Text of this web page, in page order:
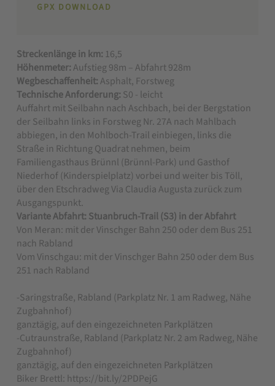
GPX DOWNLOAD
Streckenlänge in km: 16,5
Höhenmeter:Aufstieg 98m – Abfahrt 928m
Wegbeschaffenheit:Asphalt, Forstweg
Technische Anforderung: S0 - leicht
Auffahrt mit Seilbahn nach Aschbach, bei der Bergstation
der Seilbahn links in Forstweg Nr. 27A nach Mahlbach
abbiegen, in den Mohlboch-Trail einbiegen, links die
Straße in Richtung Quadrat nehmen, beim
Familiengasthaus Brünnl (Brünnl-Park) und Gasthof
Niederhof (Kinderspielplatz) vorbei und weiter bis Töll,
über den Etschradweg Via Claudia Augusta zurück zum
Ausgangspunkt.
Variante Abfahrt: Stuanbruch-Trail (S3) in der Abfahrt
Von Meran: mit der Vinschger Bahn 250 oder dem Bus 251
nach Rabland
Vom Vinschgau: mit der Vinschger Bahn 250 oder dem Bus
251 nach Rabland
-Saringstraße, Rabland (Parkplatz Nr. 1 am Radweg, Nähe
Zugbahnhof)
ganztägig, auf den eingezeichneten Parkplätzen
-Cutraunstraße, Rabland (Parkplatz Nr. 2 am Radweg, Nähe
Zugbahnhof)
ganztägig, auf den eingezeichneten Parkplätzen
Biker Brettl: https://bit.ly/2PDPejG